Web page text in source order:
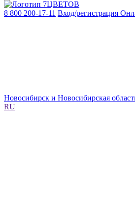
8 800 200-17-11 Вход/регистрация
Новосибирск и Новосибирская
RU